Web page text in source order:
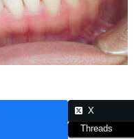
X
Threads